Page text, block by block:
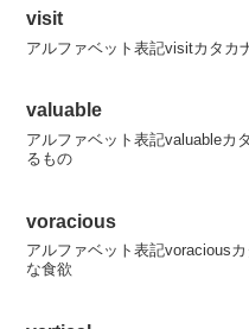
visit
アルファベット表記visitカタカ
valuable
アルファベット表記valuableカ
るもの
voracious
アルファベット表記voracious
な食欲